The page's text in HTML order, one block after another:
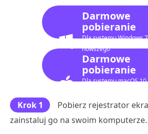
Darmowe
pobieranie
Dla systemu Windows
nowszego
Darmowe
pobieranie
Dla systemu macOS
Krok 1
Pobierz rejestrator
zainstaluj go na swoim komputerze.